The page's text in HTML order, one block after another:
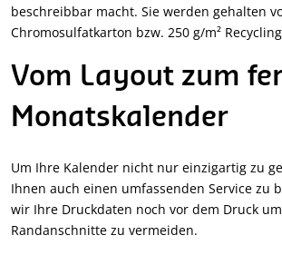
beschreibbar macht. Sie werden gehalten
Chromosulfatkarton bzw. 250 g/m²
Vom Layout zum
Monatskalender
Um Ihre Kalender nicht nur einzigartig zu
Ihnen auch einen umfassenden Service zu
wir Ihre Druckdaten noch vor dem Druck
Randanschnitte zu vermeiden.